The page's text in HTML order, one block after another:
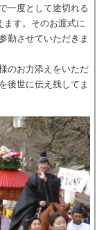
一度として途切れる
ます。そのお渡式に
勤させていただきま
のお力添えをいただ
後世に伝え残してま